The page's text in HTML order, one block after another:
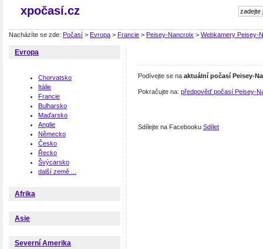
xpočasí.cz
Nacházíte se zde: Počasí > Evropa > Francie > Peisey-Nancroix > Webkamery Peisey-
Evropa
Chorvatsko
Itálie
Francie
Bulharsko
Maďarsko
Anglie
Německo
Česko
Řecko
Švýcarsko
další země ...
Afrika
Asie
Severní Amerika
Podívejte se na aktuální počasí Peisey-
Pokračujte na: předpověď počasí Peisey-
Sdílejte na Facebooku Sdílet